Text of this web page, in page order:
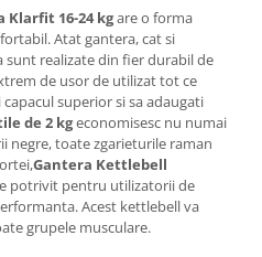
Klarfit 16-24 kgare o forma
Atat gantera, cat si
realizate din fier durabil de
de usor de utilizat tot ce
superior si sa adaugati
de 2 kgeconomisesc nu numai
negre, toate zgarieturile raman
Gantera Kettlebell
potrivit pentru utilizatorii de
Acest kettlebell va
grupele musculare.